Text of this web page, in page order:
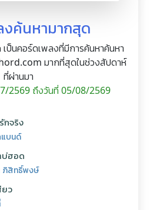
งค้นหามากสุด
ป็นคอร์ดเพลงที่มีการค้นหาค้นหา
มากที่สุดในช่วงสัปดาห์
ที่ผ่านมา
2569 ถึงวันที่ 05/08/2569
กจริง
แบนด์
ฮอด
ภิสิทธิ์พงษ์
ยว